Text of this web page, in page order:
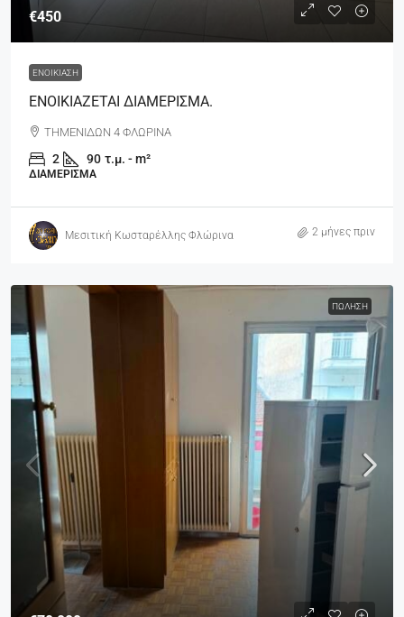
€450
ΕΝΟΙΚΊΑΣΗ
ΕΝΟΙΚΙΑΖΕΤΑΙ ΔΙΑΜΕΡΙΣΜΑ.
ΤΗΜΕΝΙΔΩΝ 4 ΦΛΩΡΙΝΑ
2 90 τ.μ. - m²
ΔΙΑΜΈΡΙΣΜΑ
Μεσιτική Κωσταρέλλης Φλώρινα 2 μήνες πριν
ΠΏΛΗΣΗ